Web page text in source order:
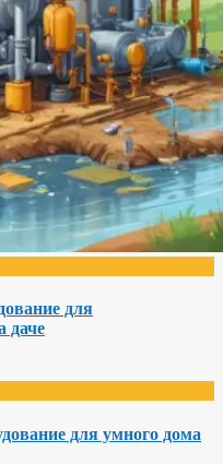
для
даче
для умного дома